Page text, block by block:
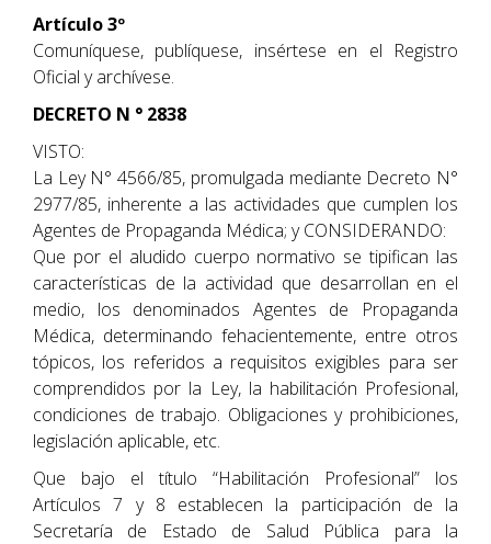
Artículo 3º
Comuníquese, publíquese, insértese en el Registro
Oficial y archívese.
DECRETO N ° 2838
VISTO:
La Ley N° 4566/85, promulgada mediante Decreto N°
2977/85, inherente a las actividades que cumplen los
Agentes de Propaganda Médica; y CONSIDERANDO:
Que por el aludido cuerpo normativo se tipifican las
características de la actividad que desarrollan en el
medio, los denominados Agentes de Propaganda
Médica, determinando fehacientemente, entre otros
tópicos, los referidos a requisitos exigibles para ser
comprendidos por la Ley, la habilitación Profesional,
condiciones de trabajo. Obligaciones y prohibiciones,
legislación aplicable, etc.
Que bajo el título “Habilitación Profesional” los
Artículos 7 y 8 establecen la participación de la
Secretaría de Estado de Salud Pública para la